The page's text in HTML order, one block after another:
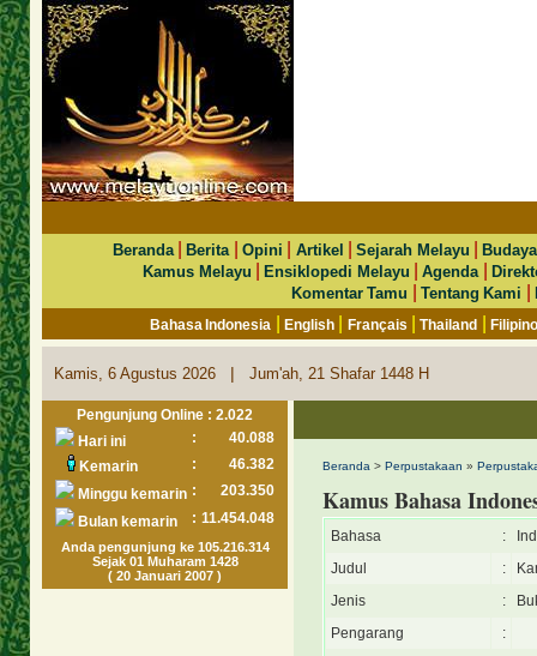
Beranda|Berita Opini Artikel |Sejarah Melayu |
Kamus Melayu
|Ensiklopedi Melayu |Agenda |
Komentar Tamu
|Tentang Kami |
Bahasa Indonesia |English Français |Thailand |
Kamis, 6 Agustus 2026 | Jum'ah, 21 Shafar 1448 H
Pengunjung Online : 2.022
Hari ini
:
40.088
Kemarin
:
46.382
Minggu kemarin :
203.350
Bulan kemarin
: 11.454.048
Anda pengunjung ke 105.216.314
Sejak 01 Muharam 1428
( 20 Januari 2007 )
Beranda > Perpustakaan »
Kamus Bahasa
Bahasa :
Judul
:
Jenis
:
Pengarang
: